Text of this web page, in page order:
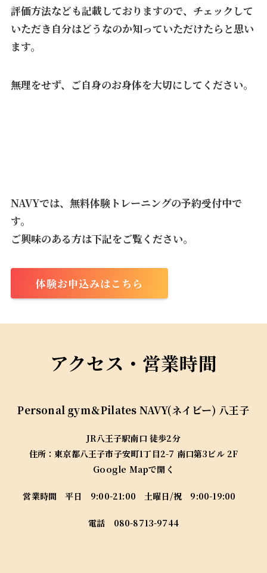
評価方法なども記載しておりますので、チェックして
いただき自分はどうなのか知っていただけたらと思い
ます。
無理をせず、ご自身のお身体を大切にしてください。
NAVYでは、無料体験トレーニングの予約受付中で
す。
ご興味のある方は下記をご覧ください。
体験お申込みはこちら
アクセス・営業時間
Personal gym＆Pilates NAVY(ネイビー) 八王子
JR八王子駅南口 徒歩2分
住所：東京都八王子市子安町1丁目2-7 南口第3ビル 2F
Google Mapで開く
営業時間 平日 9:00-21:00 土曜日/祝 9:00-19:00
電話 080-8713-9744